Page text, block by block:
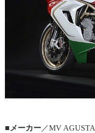
■メーカー ／MV AGUSTA